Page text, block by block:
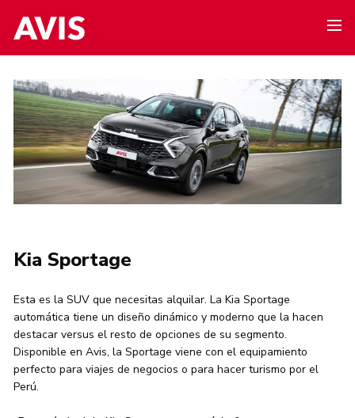
Kia Sportage
Esta es la SUV que necesitas alquilar. La Kia Sportage
automática tiene un diseño dinámico y moderno que la hacen
destacar versus el resto de opciones de su segmento.
Disponible en Avis, la Sportage viene con el equipamiento
perfecto para viajes de negocios o para hacer turismo por el
Perú.